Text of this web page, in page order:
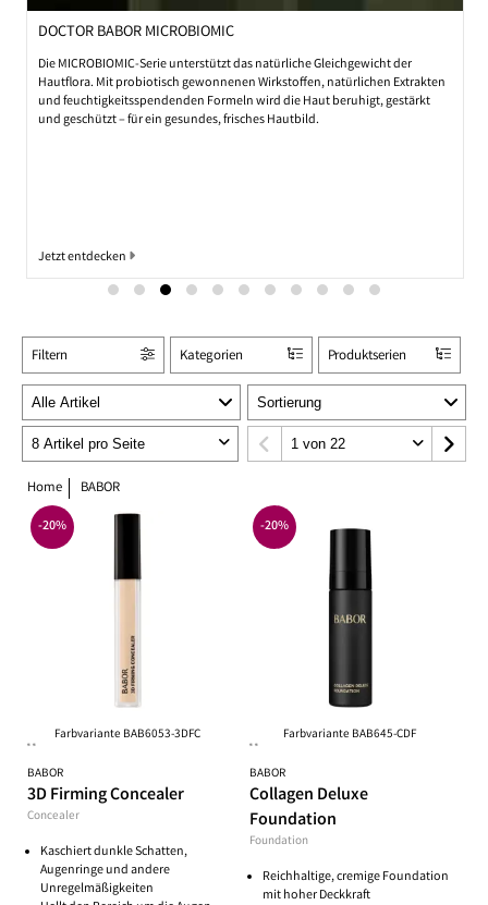
DOCTOR BABOR MICROBIOMIC
Die MICROBIOMIC-Serie unterstützt das natürliche Gleichgewicht der
Hautflora. Mit probiotisch gewonnenen Wirkstoffen, natürlichen Extrakten
und feuchtigkeitsspendenden Formeln wird die Haut beruhigt, gestärkt
und geschützt – für ein gesundes, frisches Hautbild.
Jetzt entdecken
Kategorien Produktserien
Filtern
Home BABOR
Farbvariante BAB6053-3DFC
**
BABOR
3D Firming Concealer
Concealer
Kaschiert dunkle Schatten,
Augenringe und andere
Unregelmäßigkeiten
-20%
Farbvariante BAB645-CDF
**
BABOR
Collagen Deluxe
Foundation
Foundation
Reichhaltige, cremige Foundation
mit hoher Deckkraft
-20%